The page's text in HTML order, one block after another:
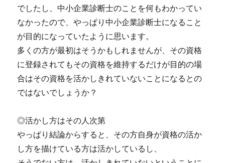
でしたし、中小企業診断士のことを何もわかってい
なかったので、やっぱり中小企業診断士になること
が目的になっていたように思います。
多くの方が最初はそうかもしれませんが、その資格
に登録されてもその資格を維持するだけが目的の場
合はその資格を活かしきれていないことになるとの
ではないでしょうか？
◎活かし方はその人次第
やっぱり結論からすると、その方自身が資格の活か
し方を描けている方は活かしているし、